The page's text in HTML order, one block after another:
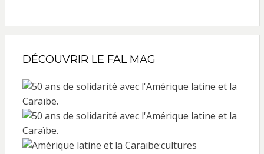
DÉCOUVRIR LE FAL MAG